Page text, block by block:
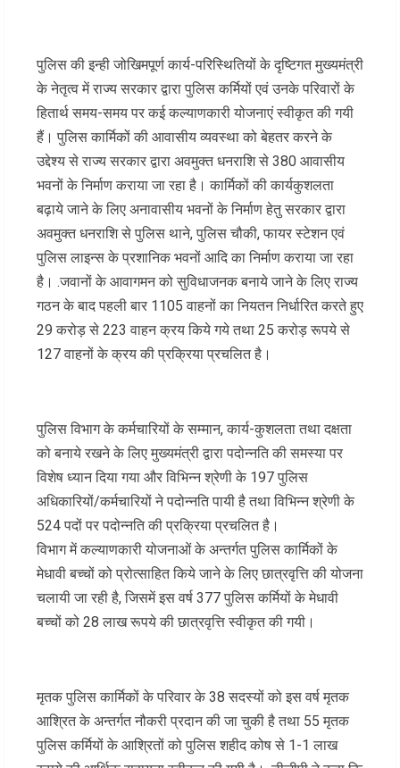
पुलिस की इन्ही जोखिमपूर्ण कार्य-परिस्थितियों के दृष्टिगत मुख्यमंत्री
के नेतृत्व में राज्य सरकार द्वारा पुलिस कर्मियों एवं उनके परिवारों के
हितार्थ समय-समय पर कई कल्याणकारी योजनाएं स्वीकृत की गयी
हैं। पुलिस कार्मिकों की आवासीय व्यवस्था को बेहतर करने के
उद्देश्य से राज्य सरकार द्वारा अवमुक्त धनराशि से 380 आवासीय
भवनों के निर्माण कराया जा रहा है। कार्मिकों की कार्यकुशलता
बढ़ाये जाने के लिए अनावासीय भवनों के निर्माण हेतु सरकार द्वारा
अवमुक्त धनराशि से पुलिस थाने, पुलिस चौकी, फायर स्टेशन एवं
पुलिस लाइन्स के प्रशानिक भवनों आदि का निर्माण कराया जा रहा
है। .जवानों के आवागमन को सुविधाजनक बनाये जाने के लिए राज्य
गठन के बाद पहली बार 1105 वाहनों का नियतन निर्धारित करते हुए
29 करोड़ से 223 वाहन क्रय किये गये तथा 25 करोड़ रूपये से
127 वाहनों के क्रय की प्रक्रिया प्रचलित है।
पुलिस विभाग के कर्मचारियों के सम्मान, कार्य-कुशलता तथा दक्षता
को बनाये रखने के लिए मुख्यमंत्री द्वारा पदोन्नति की समस्या पर
विशेष ध्यान दिया गया और विभिन्न श्रेणी के 197 पुलिस
अधिकारियों/कर्मचारियों ने पदोन्नति पायी है तथा विभिन्न श्रेणी के
524 पदों पर पदोन्नति की प्रक्रिया प्रचलित है।
विभाग में कल्याणकारी योजनाओं के अन्तर्गत पुलिस कार्मिकों के
मेधावी बच्चों को प्रोत्साहित किये जाने के लिए छात्रवृत्ति की योजना
चलायी जा रही है, जिसमें इस वर्ष 377 पुलिस कर्मियों के मेधावी
बच्चों को 28 लाख रूपये की छात्रवृत्ति स्वीकृत की गयी।
मृतक पुलिस कार्मिकों के परिवार के 38 सदस्यों को इस वर्ष मृतक
आश्रित के अन्तर्गत नौकरी प्रदान की जा चुकी है तथा 55 मृतक
पुलिस कर्मियों के आश्रितों को पुलिस शहीद कोष से 1-1 लाख